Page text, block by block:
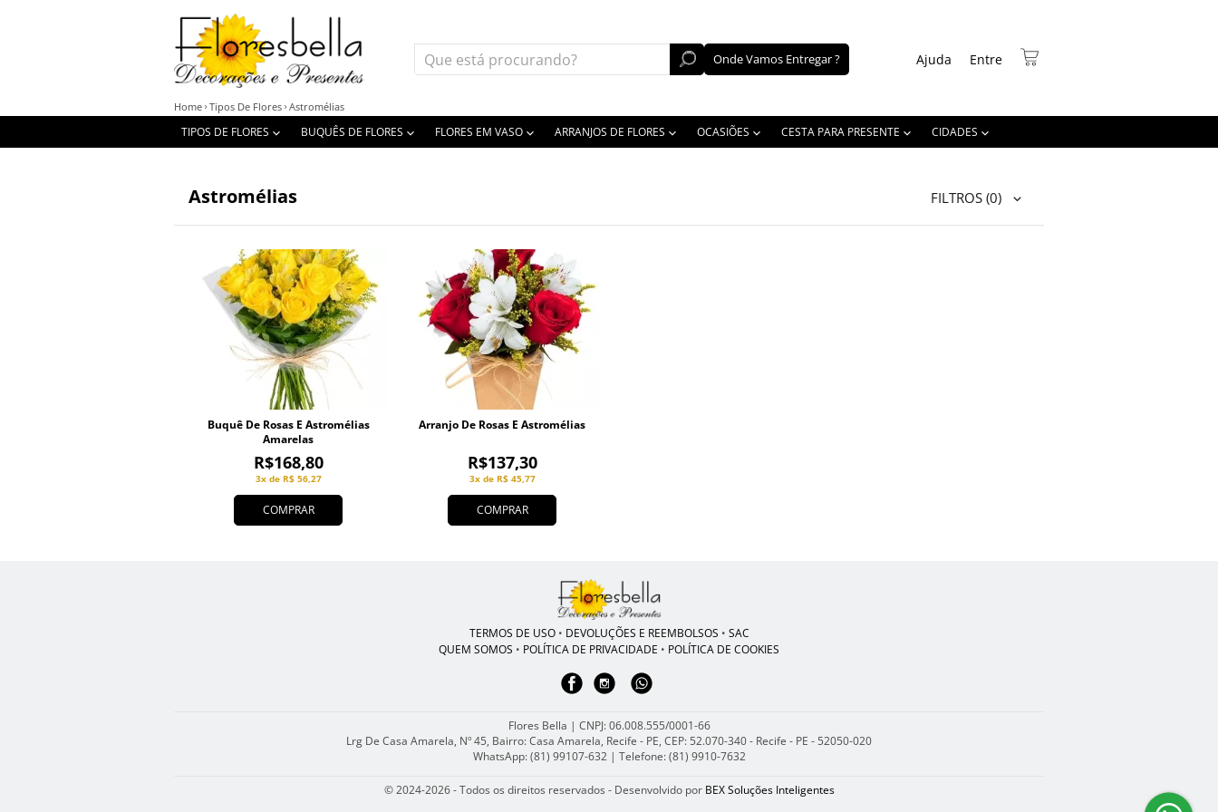
Onde Vamos Entregar ? Entre
Ajuda
TIPOS DE FLORES BUQUÊS DE FLORES FLORES EM VASO ARRANJOS DE FLORES OCASIÕES CESTA PARA PRESENTE CIDADES
Home Tipos De Flores Astromélias
Astromélias FILTROS (0)
COMPRAR
3x de R$ 56,27
R$168,80
Buquê De Rosas E Astromélias
Amarelas
COMPRAR
3x de R$ 45,77
R$137,30
Arranjo De Rosas E Astromélias
TERMOS DE USO• DEVOLUÇÕES E REEMBOLSOS • SAC
QUEM SOMOS • POLÍTICA DE PRIVACIDADE • POLÍTICA DE COOKIES
Flores Bella | CNPJ: 06.008.555/0001-66
Lrg De Casa Amarela, Nº 45, Bairro: Casa Amarela, Recife - PE, CEP: 52.070-340 - Recife - PE - 52050-020
WhatsApp: (81) 99107-632| Telefone: (81) 9910-7632
© 2024-2026 - Todos os direitos reservados - Desenvolvido por BEX Soluções Inteligentes